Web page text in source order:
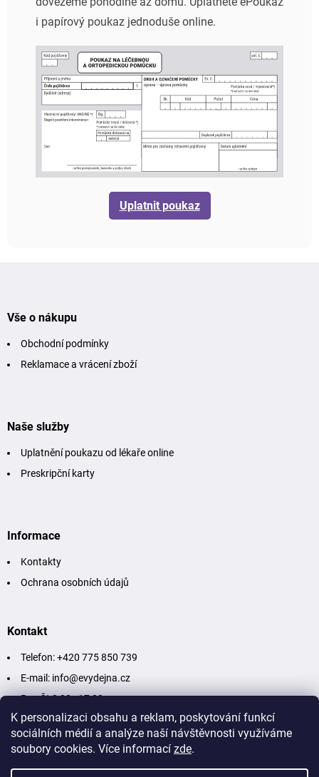
K personalizaci obsahu a reklam, poskytování funkcí
sociálních médií a analýze naší návštěvnosti využíváme
soubory cookies. Více informací zde.
i papírový poukaz jednoduše online.
Uplatnit poukaz
Vše o nákupu
Obchodní podmínky
Reklamace a vrácení zboží
Naše služby
Uplatnění poukazu od lékaře online
Preskripční karty
Informace
Kontakty
Ochrana osobních údajů
Kontakt
Telefon: +420 775 850 739
E-mail: info@evydejna.cz
Po - Čt 8:00 - 17:00
Pá - So 8:00 - 12:00